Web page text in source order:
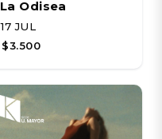
La Odisea
17 JUL
$3.500